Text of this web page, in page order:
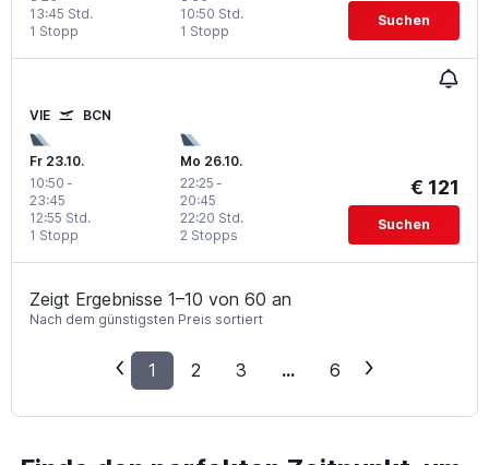
1 Stopp
13:45 Std.
1 Stopp
10:50 Std. Suchen
VIE BCN
Fr 23.10.
10:50 -
23:45
1 Stopp
12:55 Std.
Mo 26.10.
22:25 -
20:45
2 Stopps
22:20 Std.
€ 121
Suchen
Zeigt Ergebnisse 1–10 von 60 an
Nach dem günstigsten Preis sortiert
1 2 3 ... 6